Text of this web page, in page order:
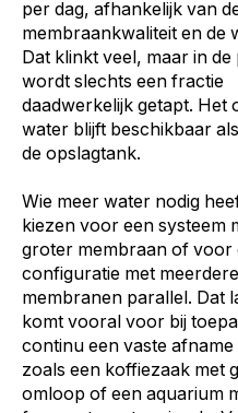
per dag, afhankelijk van
membraankwaliteit en de
Dat klinkt veel, maar in de
wordt slechts een fractie
daadwerkelijk getapt. Het
water blijft beschikbaar
de opslagtank.
Wie meer water nodig
kiezen voor een systeem
groter membraan of voor
configuratie met meerdere
membranen parallel. Dat
komt vooral voor bij
continu een vaste
zoals een koffiezaak met
omloop of een aquarium